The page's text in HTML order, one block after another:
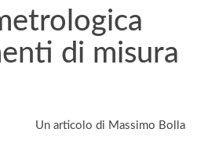
di misura
Un articolo di Massimo Bolla